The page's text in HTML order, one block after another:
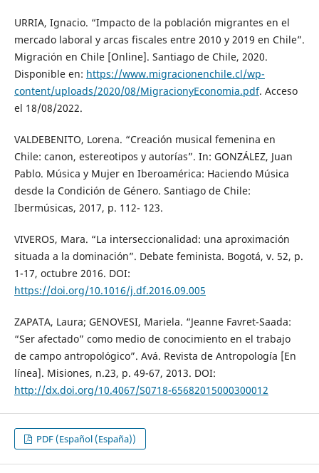
URRIA, Ignacio. “Impacto de la población migrantes en el
mercado laboral y arcas fiscales entre 2010 y 2019 en Chile”.
Migración en Chile [Online]. Santiago de Chile, 2020.
Disponible en: https://www.migracionenchile.cl/wp-
content/uploads/2020/08/MigracionyEconomia.pdf. Acceso
el 18/08/2022.
VALDEBENITO, Lorena. “Creación musical femenina en
Chile: canon, estereotipos y autorías”. In: GONZÁLEZ, Juan
Pablo. Música y Mujer en Iberoamérica: Haciendo Música
desde la Condición de Género. Santiago de Chile:
Ibermúsicas, 2017, p. 112- 123.
VIVEROS, Mara. “La interseccionalidad: una aproximación
situada a la dominación”. Debate feminista. Bogotá, v. 52, p.
1-17, octubre 2016. DOI:
https://doi.org/10.1016/j.df.2016.09.005
ZAPATA, Laura; GENOVESI, Mariela. “Jeanne Favret-Saada:
“Ser afectado” como medio de conocimiento en el trabajo
de campo antropológico”. Avá. Revista de Antropología [En
línea]. Misiones, n.23, p. 49-67, 2013. DOI:
http://dx.doi.org/10.4067/S0718-65682015000300012
PDF (Español (España))